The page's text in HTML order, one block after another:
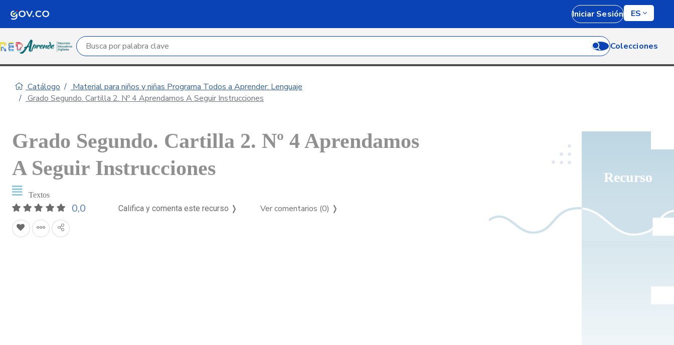
Iniciar Sesión ES
Campo de búsqueda por palabra clave Colecciones
Catálogo
Material para niños y niñas Programa Todos a Aprender: Lenguaje
Grado Segundo. Cartilla 2. Nº 4 Aprendamos A Seguir Instrucciones
Recurso
Grado Segundo. Cartilla 2. Nº 4 Aprendamos
A Seguir Instrucciones
Textos
0,0 Califica y comenta este recurso ❭ Ver comentarios (0) ❭